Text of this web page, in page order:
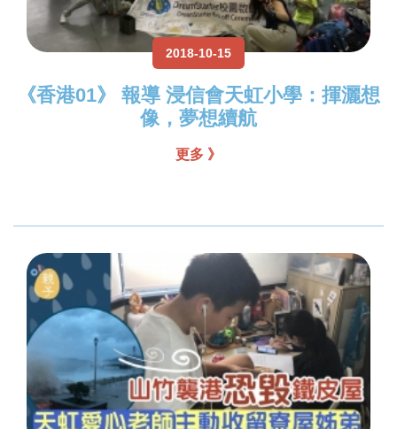
2018-10-15
《香港01》 報導 浸信會天虹小學：揮灑想
像，夢想續航
更多 》